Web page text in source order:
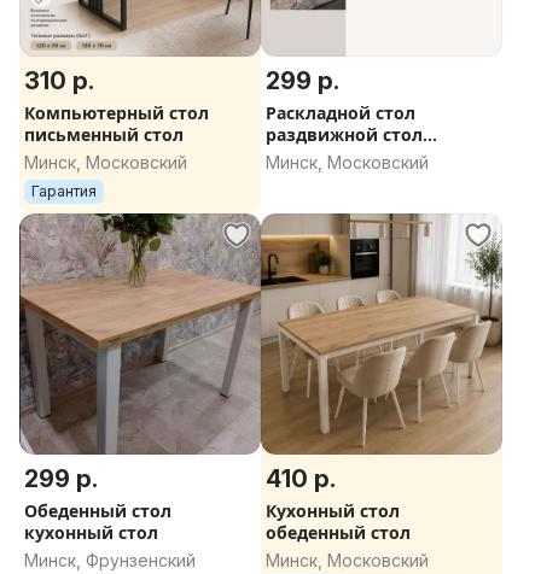
310 р.
Компьютерный стол
письменный стол
Минск, Московский
Гарантия
299 р.
Раскладной стол
раздвижной стол
РАСПРОДАЖА
ЛИКВИДАЦИЯ
Минск, Московский
299 р.
Обеденный стол
кухонный стол
Минск, Фрунзенский
410 р.
Кухонный стол
обеденный стол
Минск, Московский